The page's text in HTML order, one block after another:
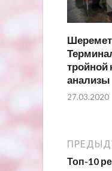
тройной
анализы
27.03.2020
Топ-10